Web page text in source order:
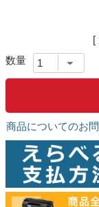
商品についてのお